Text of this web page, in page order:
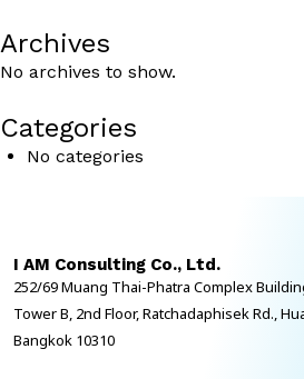
Archives
No archives to show.
Categories
No categories
I AM Consulting Co., Ltd.
252/69 Muang Thai-Phatra Complex
Tower B, 2nd Floor, Ratchadaphisek Rd.,
Bangkok 10310